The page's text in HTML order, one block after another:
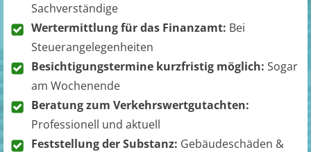
Sachverständige
Wertermittlung für das Finanzamt: Bei
Steuerangelegenheiten
Besichtigungstermine kurzfristig möglich: Sogar
am Wochenende
Beratung zum Verkehrswertgutachten:
Professionell und aktuell
Feststellung der Substanz: Gebäudeschäden &